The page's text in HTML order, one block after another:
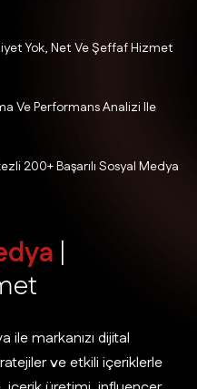
Yok, Net Ve Şeffaf Hizmet
Ve Performans Analizi Ile
200+ Başarılı Sosyal Medya
dya |
et
ile markanızı dijital
ve etkili içeriklerle